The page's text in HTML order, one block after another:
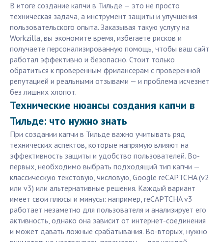
В итоге создание капчи в Тильде — это не просто
техническая задача, а инструмент защиты и улучшения
пользовательского опыта. Заказывая такую услугу на
Workzilla, вы экономите время, избегаете рисков и
получаете персонализированную помощь, чтобы ваш сайт
работал эффективно и безопасно. Стоит только
обратиться к проверенным фрилансерам с проверенной
репутацией и реальными отзывами — и проблема исчезнет
без лишних хлопот.
Технические нюансы создания капчи в
Тильде: что нужно знать
При создании капчи в Тильде важно учитывать ряд
технических аспектов, которые напрямую влияют на
эффективность защиты и удобство пользователей. Во-
первых, необходимо выбрать подходящий тип капчи —
классическую текстовую, числовую, Google reCAPTCHA (v2
или v3) или альтернативные решения. Каждый вариант
имеет свои плюсы и минусы: например, reCAPTCHA v3
работает незаметно для пользователя и анализирует его
активность, однако она зависит от интернет-соединения
и может давать ложные срабатывания. Во-вторых, нужно